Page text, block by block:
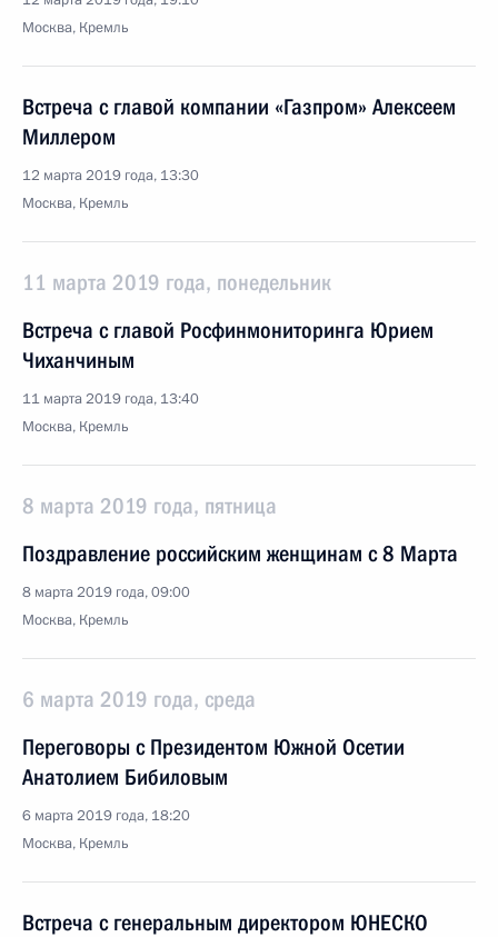
Москва, Кремль
Встреча с главой компании «Газпром» Алексеем
Миллером
12 марта 2019 года, 13:30
Москва, Кремль
11 марта 2019 года, понедельник
Встреча с главой Росфинмониторинга Юрием
Чиханчиным
11 марта 2019 года, 13:40
Москва, Кремль
8 марта 2019 года, пятница
Поздравление российским женщинам с 8 Марта
8 марта 2019 года, 09:00
Москва, Кремль
6 марта 2019 года, среда
Переговоры с Президентом Южной Осетии
Анатолием Бибиловым
6 марта 2019 года, 18:20
Москва, Кремль
Встреча с генеральным директором ЮНЕСКО